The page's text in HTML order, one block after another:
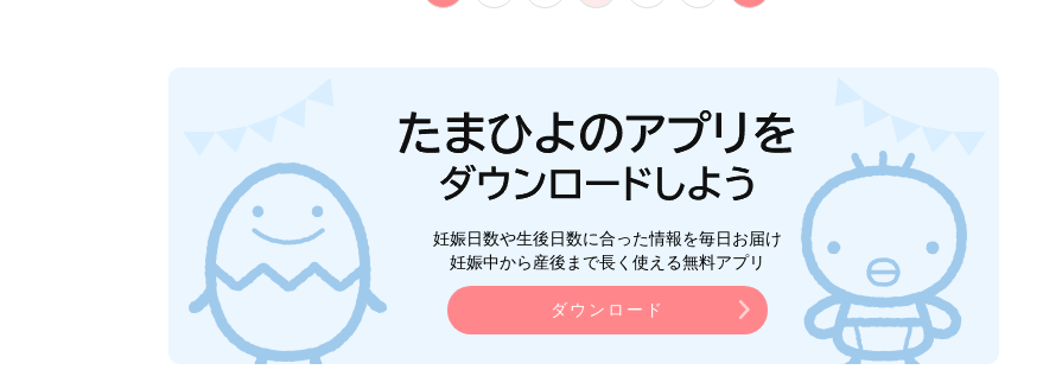
妊娠日数や生後日数に合った情報を毎日お届け
妊娠中から産後まで長く使える無料アプリ
ダウンロード